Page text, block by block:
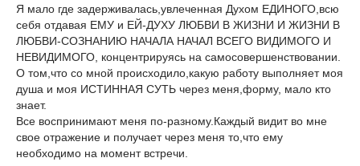
Я мало где задерживалась,увлеченная Духом ЕДИНОГО,всю
себя отдавая ЕМУ и ЕЙ-ДУХУ ЛЮБВИ В ЖИЗНИ И ЖИЗНИ В
ЛЮБВИ-СОЗНАНИЮ НАЧАЛА НАЧАЛ ВСЕГО ВИДИМОГО И
НЕВИДИМОГО, концентрируясь на самосовершенствовании.
О том,что со мной происходило,какую работу выполняет моя
душа и моя ИСТИННАЯ СУТЬ через меня,форму, мало кто
знает.
Все воспринимают меня по-разному.Каждый видит во мне
свое отражение и получает через меня то,что ему
необходимо на момент встречи.